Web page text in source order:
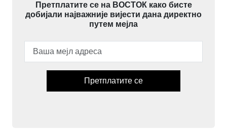
Претплатите се на ВОСТОК како бисте
добијали најважније вијести дана директно
путем мејла
Претплатите се